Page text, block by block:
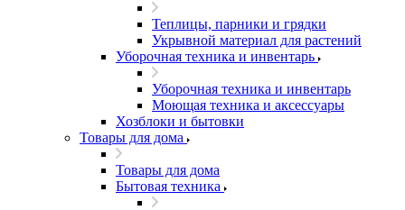
Теплицы, парники и грядки
Укрывной материал для растений
Уборочная техника и инвентарь
Уборочная техника и инвентарь
Моющая техника и аксессуары
Хозблоки и бытовки
Товары для дома
Товары для дома
Бытовая техника